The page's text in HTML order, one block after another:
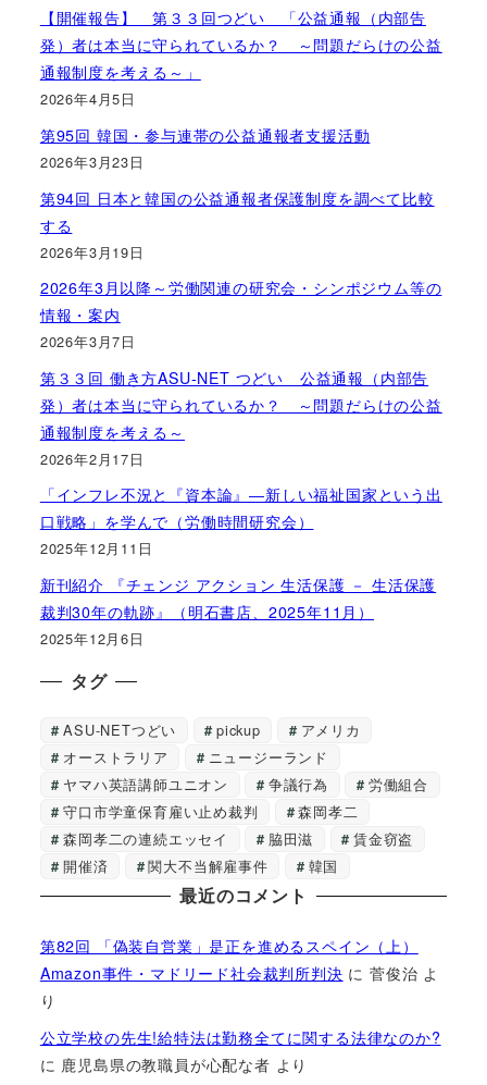
【開催報告】 第３３回つどい 「公益通報（内部告
発）者は本当に守られているか？ ～問題だらけの公益
通報制度を考える～」
2026年4月5日
第95回 韓国・参与連帯の公益通報者支援活動
2026年3月23日
第94回 日本と韓国の公益通報者保護制度を調べて比較
する
2026年3月19日
2026年3月以降～労働関連の研究会・シンポジウム等の
情報・案内
2026年3月7日
第３３回 働き方ASU-NET つどい 公益通報（内部告
発）者は本当に守られているか？ ～問題だらけの公益
通報制度を考える～
2026年2月17日
「インフレ不況と『資本論』―新しい福祉国家という出
口戦略」を学んで（労働時間研究会）
2025年12月11日
新刊紹介 『チェンジ アクション 生活保護 － 生活保護
裁判30年の軌跡』（明石書店、2025年11月）
2025年12月6日
タグ
ASU-NETつどい pickup
アメリカ
オーストラリア
ニュージーランド
ヤマハ英語講師ユニオン
争議行為
労働組合
守口市学童保育雇い止め裁判
森岡孝二
森岡孝二の連続エッセイ
脇田滋
賃金窃盗
開催済
関大不当解雇事件 韓国
最近のコメント
第82回 「偽装自営業」是正を進めるスペイン（上）
Amazon事件・マドリード社会裁判所判決 に菅俊治 よ
り
公立学校の先生!給特法は勤務全てに関する法律なのか?
に 鹿児島県の教職員が心配な者 より